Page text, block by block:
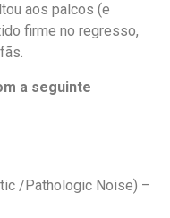
aos palcos (e
firme no regresso,
a seguinte
/Pathologic Noise) –